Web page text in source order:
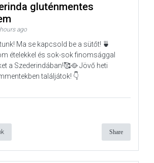
gluténmentes
ago
Ma se kapcsold be a sütőt! 🍵
ételekkel és sok-sok finomsággal
a Szederindában!🥰🥘 Jövő heti
találjátok! 👇
Share